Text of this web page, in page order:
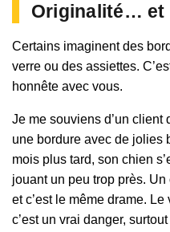
Originalité… et
Certains imaginent des
verre ou des assiettes.
honnête avec vous.
Je me souviens d’un
une bordure avec de jolies
mois plus tard, son chien
jouant un peu trop près.
et c’est le même drame.
c’est un vrai danger,